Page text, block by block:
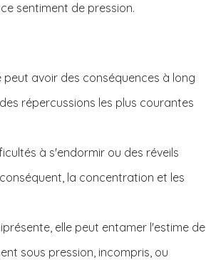
sentiment de pression.
avoir des conséquences à long
répercussions les plus courantes
à s'endormir ou des réveils
la concentration et les
elle peut entamer l'estime de
sous pression, incompris, ou